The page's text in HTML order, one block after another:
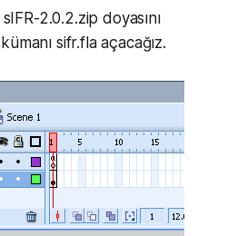
2.0.2.zip doyasını
sifr.fla açacağız.